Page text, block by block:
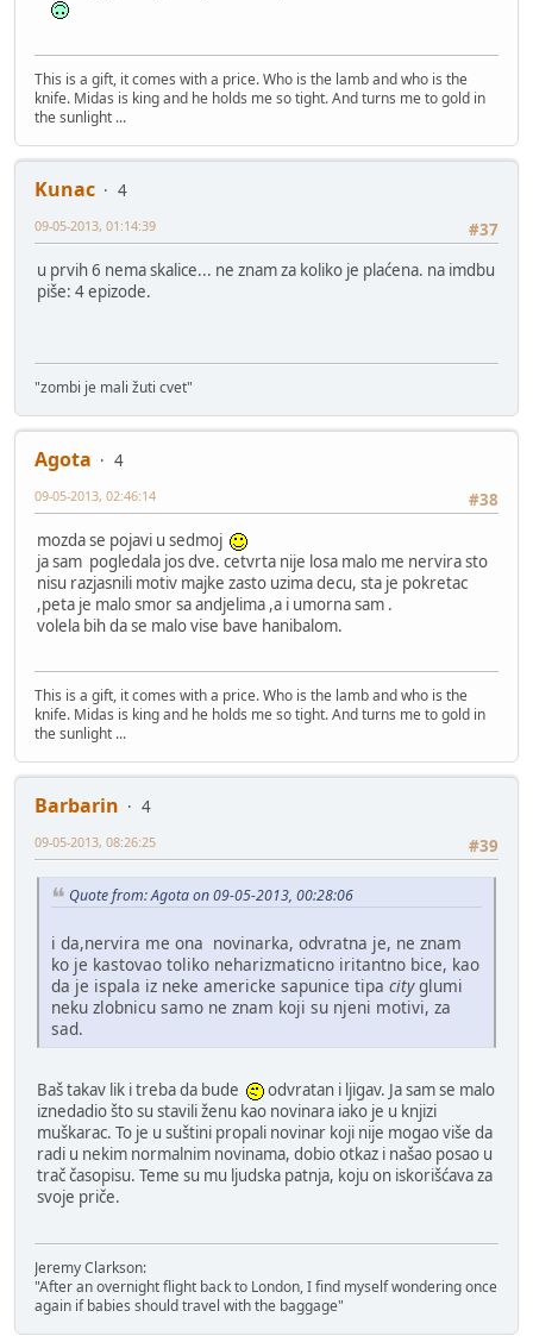
This is a gift, it comes with a price. Who is the lamb and who is the
knife. Midas is king and he holds me so tight. And turns me to gold in
the sunlight ...
Kunac
4
#37
09-05-2013, 01:14:39
u prvih 6 nema skalice... ne znam za koliko je plaćena. na imdbu
piše: 4 epizode.
"zombi je mali žuti cvet"
Agota
4
#38
09-05-2013, 02:46:14
mozda se pojavi u sedmoj
ja sam pogledala jos dve. cetvrta nije losa malo me nervira sto
nisu razjasnili motiv majke zasto uzima decu, sta je pokretac
,peta je malo smor sa andjelima ,a i umorna sam .
volela bih da se malo vise bave hanibalom.
This is a gift, it comes with a price. Who is the lamb and who is the
knife. Midas is king and he holds me so tight. And turns me to gold in
the sunlight ...
Barbarin
4
#39
09-05-2013, 08:26:25
Quote from: Agota on 09-05-2013, 00:28:06
i da,nervira me ona novinarka, odvratna je, ne znam
ko je kastovao toliko neharizmaticno iritantno bice, kao
da je ispala iz neke americke sapunice tipa cityglumi
neku zlobnicu samo ne znam koji su njeni motivi, za
sad.
Baš takav lik i treba da bude
odvratan i ljigav. Ja sam se malo
iznedadio što su stavili ženu kao novinara iako je u knjizi
muškarac. To je u suštini propali novinar koji nije mogao više da
radi u nekim normalnim novinama, dobio otkaz i našao posao u
trač časopisu. Teme su mu ljudska patnja, koju on iskorišćava za
svoje priče.
Jeremy Clarkson:
"After an overnight flight back to London, I find myself wondering once
again if babies should travel with the baggage"